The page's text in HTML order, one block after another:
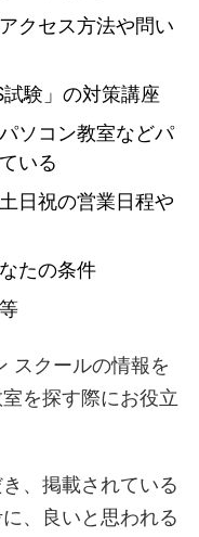
クセス方法や問い
験」の対策講座
ソコン教室などパ
いる
日祝の営業日程や
たの条件
スクールの情報を
を探す際にお役立
、掲載されている
、良いと思われる